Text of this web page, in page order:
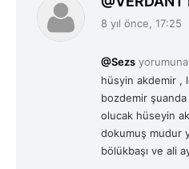
8 yıl önce, 17:25
@Sezs
hüsyin akdemir ,
bozdemir
olucak hüseyin
dokumuş mudur
bölükbaşı ve ali